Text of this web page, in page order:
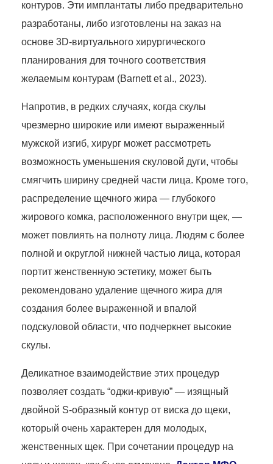
контуров. Эти имплантаты либо предварительно
разработаны, либо изготовлены на заказ на
основе 3D-виртуального хирургического
планирования для точного соответствия
желаемым контурам (Barnett et al., 2023).
Напротив, в редких случаях, когда скулы
чрезмерно широкие или имеют выраженный
мужской изгиб, хирург может рассмотреть
возможность уменьшения скуловой дуги, чтобы
смягчить ширину средней части лица. Кроме того,
распределение щечного жира — глубокого
жирового комка, расположенного внутри щек, —
может повлиять на полноту лица. Людям с более
полной и округлой нижней частью лица, которая
портит женственную эстетику, может быть
рекомендовано удаление щечного жира для
создания более выраженной и впалой
подскуловой области, что подчеркнет высокие
скулы.
Деликатное взаимодействие этих процедур
позволяет создать “оджи-кривую” — изящный
двойной S-образный контур от виска до щеки,
который очень характерен для молодых,
женственных щек. При сочетании процедур на